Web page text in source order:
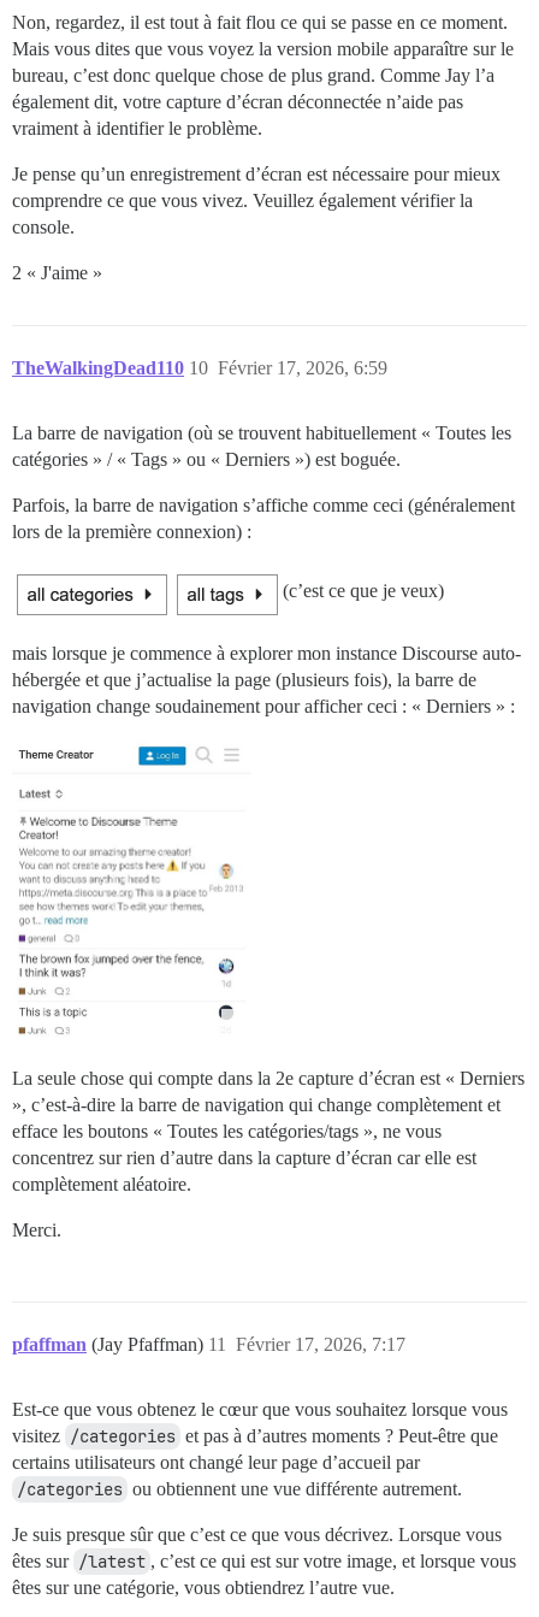
Non, regardez, il est tout à fait flou ce qui se passe en ce moment.
Mais vous dites que vous voyez la version mobile apparaître sur le
bureau, c’est donc quelque chose de plus grand. Comme Jay l’a
également dit, votre capture d’écran déconnectée n’aide pas
vraiment à identifier le problème.
Je pense qu’un enregistrement d’écran est nécessaire pour mieux
comprendre ce que vous vivez. Veuillez également vérifier la
console.
2 « J'aime »
TheWalkingDead110 Février 17, 2026, 6:59
10
La barre de navigation (où se trouvent habituellement « Toutes les
catégories » / « Tags » ou « Derniers ») est boguée.
Parfois, la barre de navigation s’affiche comme ceci (généralement
lors de la première connexion) :
(c’est ce que je veux)
mais lorsque je commence à explorer mon instance Discourse auto-
hébergée et que j’actualise la page (plusieurs fois), la barre de
navigation change soudainement pour afficher ceci : « Derniers » :
La seule chose qui compte dans la 2e capture d’écran est « Derniers
», c’est-à-dire la barre de navigation qui change complètement et
efface les boutons « Toutes les catégories/tags », ne vous
concentrez sur rien d’autre dans la capture d’écran car elle est
complètement aléatoire.
Merci.
pfaffman (Jay Pfaffman) Février 17, 2026, 7:17
11
Est-ce que vous obtenez le cœur que vous souhaitez lorsque vous
visitez /categories et pas à d’autres moments ? Peut-être que
certains utilisateurs ont changé leur page d’accueil par
/categories ou obtiennent une vue différente autrement.
Je suis presque sûr que c’est ce que vous décrivez. Lorsque vous
êtes sur /latest , c’est ce qui est sur votre image, et lorsque vous
êtes sur une catégorie, vous obtiendrez l’autre vue.